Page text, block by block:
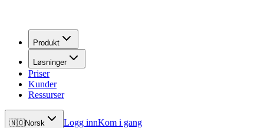
Produkt
Løsninger
Priser
Kunder
Ressurser
🇳🇴Norsk Logg innKom i gang